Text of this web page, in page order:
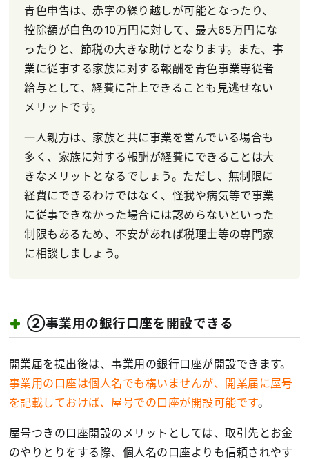
青色申告は、赤字の繰り越しが可能となったり、
控除額が白色の10万円に対して、最大65万円にな
ったりと、節税の大きな助けとなります。また、事
業に従事する家族に対する報酬を青色事業専従者
給与として、経費に計上できることも見逃せない
メリットです。
一人親方は、家族と共に事業を営んでいる場合も
多く、家族に対する報酬が経費にできることは大
きなメリットとなるでしょう。ただし、無制限に
経費にできるわけではなく、怪我や病気等で事業
に従事できなかった場合には認めらないといった
制限もあるため、不安があれば税理士等の専門家
に相談しましょう。
②事業用の銀行口座を開設できる
開業届を提出後は、事業用の銀行口座が開設できます。
事業用の口座は個人名でも構いませんが、開業届に屋号
を記載しておけば、屋号での口座が開設可能です。
屋号つきの口座開設のメリットとしては、取引先とお金
のやりとりをする際、個人名の口座よりも信頼されやす